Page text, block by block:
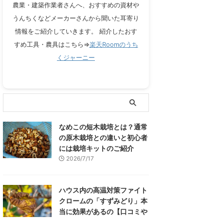
農業・建築作業者さんへ、おすすめの資材や
うんちくなどメーカーさんから聞いた耳寄り
情報をご紹介していきます。 紹介したおす
すめ工具・農具はこちら⇒楽天Roomのうち
くジャーニー
なめこの短木栽培とは？通常
の原木栽培との違いと初心者
には栽培キットのご紹介
2026/7/17
ハウス内の高温対策ファイト
クロームの「すずみどり」本
当に効果があるの【口コミや